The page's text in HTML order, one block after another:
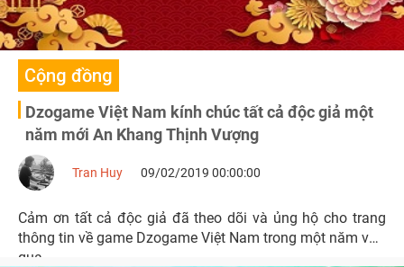
Cộng đồng
Dzogame Việt Nam kính chúc tất cả độc giả một
năm mới An Khang Thịnh Vượng
Tran Huy 09/02/2019 00:00:00
Cảm ơn tất cả độc giả đã theo dõi và ủng hộ cho trang
thông tin về game Dzogame Việt Nam trong một năm vừa
qua.